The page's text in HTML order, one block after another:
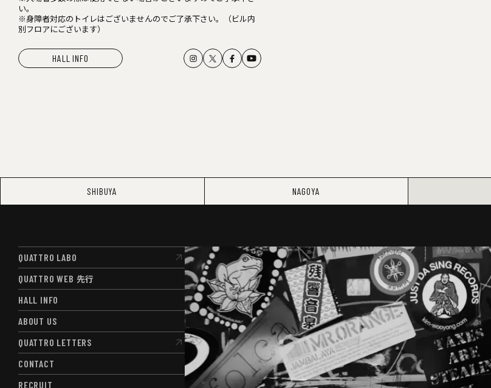
い。
※身障者対応のトイレはございませんのでご了承下さい。（ビル内
別フロアにございます）
HALL INFO
SHIBUYA NAGOYA
QUATTRO LABO
QUATTRO LABO
QUATTRO WEB 先行
QUATTRO WEB先行
HALL INFO
HALL INFO
ABOUT US
ABOUT US
QUATTRO LETTERS
QUATTRO LETTERS
CONTACT
CONTACT
RECRUIT